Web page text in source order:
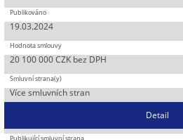
19.03.2024
20 100 000 CZK bez DPH
Více smluvních stran
Detail